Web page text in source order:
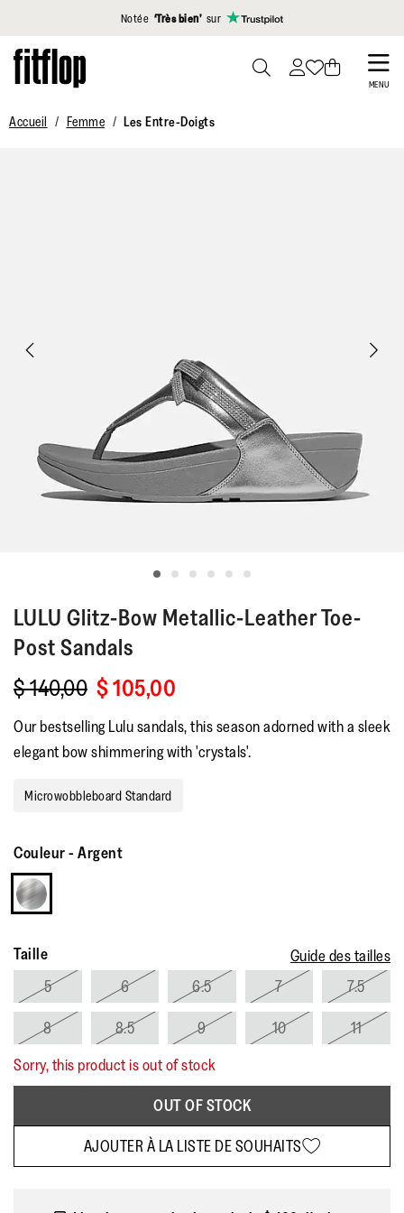
Cliquez pour consulter notre déclaration d'accessibilité
Notée ‘Très bien’ sur
Skip
to
content
MENU
Accueil Femme Les Entre-Doigts
LULU Glitz-Bow Metallic-Leather Toe-
Post Sandals
$ 140,00 $ 105,00
Our bestselling Lulu sandals, this season adorned with a sleek
elegant bow shimmering with 'crystals'.
Microwobbleboard Standard
Couleur- Argent
Taille
Guide des tailles
5
6 6.5 7 7.5
8 8.5 9 10
11
Sorry, this product is out of stock
OUT OF STOCK
AJOUTER À LA LISTE DE SOUHAITS